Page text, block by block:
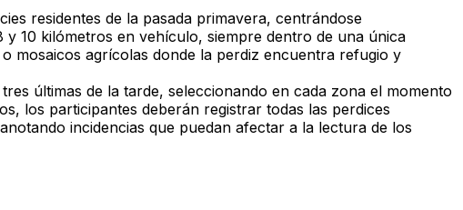
residentes de la pasada primavera, centrándose
10 kilómetros en vehículo, siempre dentro de una única
mosaicos agrícolas donde la perdiz encuentra refugio y
últimas de la tarde, seleccionando en cada zona el momento
los participantes deberán registrar todas las perdices
incidencias que puedan afectar a la lectura de los